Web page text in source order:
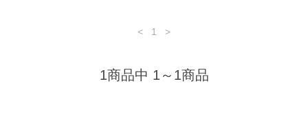
< 1 >
1商品中 1～1商品